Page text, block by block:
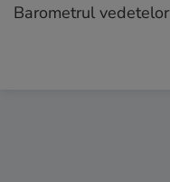
Barometrul vedetelor